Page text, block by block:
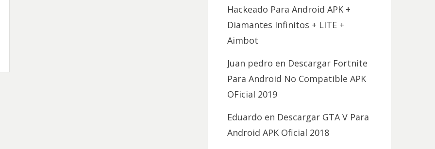
Hackeado Para Android APK +
Diamantes Infinitos + LITE +
Aimbot
Juan pedro en Descargar Fortnite
Para Android No Compatible APK
OFicial 2019
Eduardo en Descargar GTA V Para
Android APK Oficial 2018